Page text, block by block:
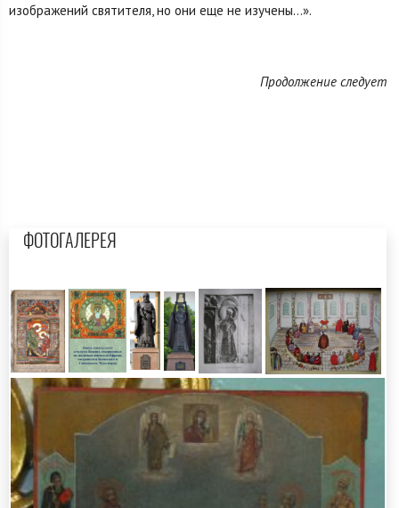
изображений святителя, но они еще не изучены…».
Продолжение следует
ФОТОГАЛЕРЕЯ